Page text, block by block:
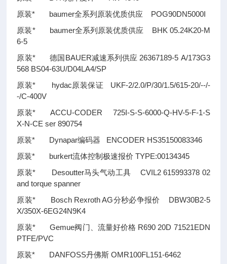
原装* baumer全系列原装优质供应 POG90DN5000I
原装* baumer全系列原装优质供应 BHK 05.24K20-M
6-5
原装* 德国BAUER减速系列供应 26367189-5 A/173G3
568 BS04-63U/D04LA4/SP
原装* hydac原装保证 UKF-2/2.0/P/30/1.5/615-20/--/-
-/C-400V
原装* ACCU-CODER 725I-S-S-6000-Q-HV-5-F-1-S
X-N-CE ser 890754
原装* Dynapar编码器 ENCODER HS35150083346
原装* burkert流体控制极速报价 TYPE:00134345
原装* Desoutter马头气动工具 CVIL2 615993378 02
and torque spanner
原装* Bosch Rexroth AG分秒必争报价 DBW30B2-5
X/350X-6EG24N9K4
原装* Gemue阀门、流量好价格 R690 20D 71521EDN
PTFE/PVC
原装* DANFOSS丹佛斯 OMR100FL151-6462